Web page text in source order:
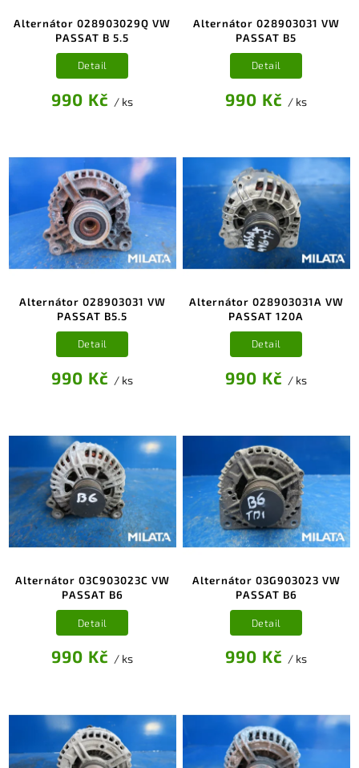
Alternátor 028903029Q VW
PASSAT B 5.5
990 Kč / ks
Detail
Alternátor 028903031 VW
PASSAT B5
990 Kč / ks
Detail
Alternátor 028903031 VW
PASSAT B5.5
990 Kč / ks
Detail
Alternátor 028903031A VW
PASSAT 120A
990 Kč / ks
Detail
Alternátor 03C903023C VW
PASSAT B6
990 Kč / ks
Detail
Alternátor 03G903023 VW
PASSAT B6
990 Kč / ks
Detail